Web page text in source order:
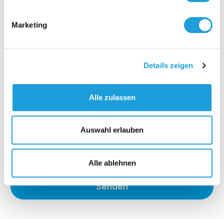
Marketing
Details zeigen
Alle zulassen
Auswahl erlauben
Alle ablehnen
*Ich stimme derDatenschutzerklärungzu.
Senden